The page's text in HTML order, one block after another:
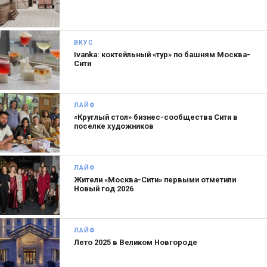
Бизнес у вас «вкусный и полезный». Почему
выбрали именно это направление? В чем секрет
успеха?
Влад: Я в прошлом тренер World Class. Своей
самой упорной клиентке самостоятельно
ВКУС
Ivanka: коктейльный «тур» по башням Москва-
Сити
ЛАЙФ
«Круглый стол» бизнес-сообщества Сити в
поселке художников
ЛАЙФ
Жители «Москва-Сити» первыми отметили
Новый год 2026
ЛАЙФ
Лето 2025 в Великом Новгороде